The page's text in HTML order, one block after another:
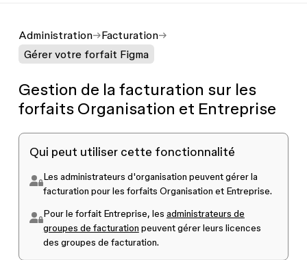
Administration
Facturation
Gérer votre forfait Figma
Gestion de la facturation sur les
forfaits Organisation et Entreprise
Qui peut utiliser cette fonctionnalité
Les administrateurs d'organisation peuvent gérer la
facturation pour les forfaits Organisation et Entreprise.
Pour le forfait Entreprise, les administrateurs de
groupes de facturation peuvent gérer leurs licences
des groupes de facturation.